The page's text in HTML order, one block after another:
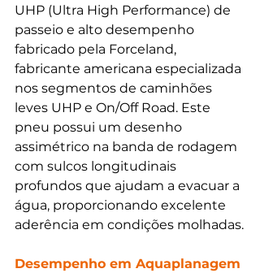
UHP (Ultra High Performance) de
passeio e alto desempenho
fabricado pela Forceland,
fabricante americana especializada
nos segmentos de caminhões
leves UHP e On/Off Road. Este
pneu possui um desenho
assimétrico na banda de rodagem
com sulcos longitudinais
profundos que ajudam a evacuar a
água, proporcionando excelente
aderência em condições molhadas.
Desempenho em Aquaplanagem